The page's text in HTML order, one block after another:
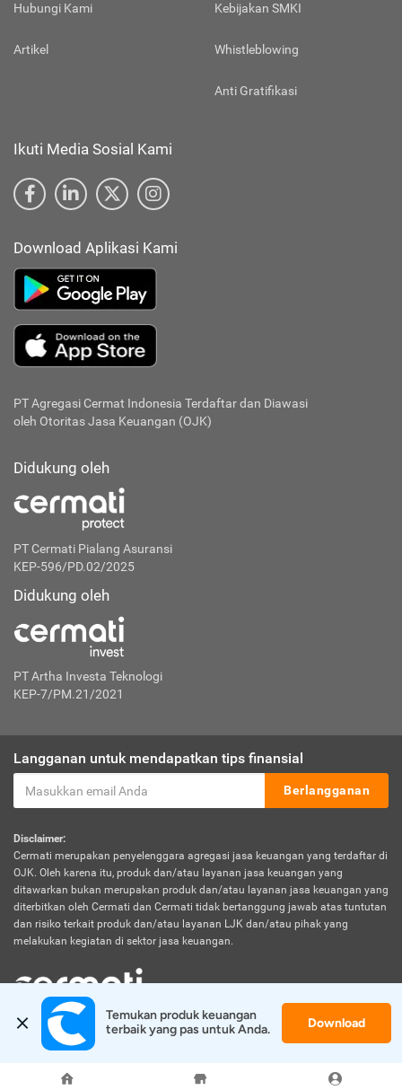
Hubungi Kami
Artikel
Kebijakan SMKI
Whistleblowing
Anti Gratifikasi
Ikuti Media Sosial Kami
Download Aplikasi Kami
PT Agregasi Cermat Indonesia Terdaftar dan Diawasi
oleh Otoritas Jasa Keuangan (OJK)
Didukung oleh
PT Cermati Pialang Asuransi
KEP-596/PD.02/2025
Didukung oleh
PT Artha Investa Teknologi
KEP-7/PM.21/2021
Langganan untuk mendapatkan tips finansial
Berlangganan
Disclaimer:
Cermati merupakan penyelenggara agregasi jasa keuangan yang terdaftar di
OJK. Oleh karena itu, produk dan/atau layanan jasa keuangan yang
ditawarkan bukan merupakan produk dan/atau layanan jasa keuangan yang
diterbitkan oleh Cermati dan Cermati tidak bertanggung jawab atas tuntutan
dan risiko terkait produk dan/atau layanan LJK dan/atau pihak yang
melakukan kegiatan di sektor jasa keuangan.
© 2026 Cermati. All Rights Reserved.
Temukan produk keuangan
terbaik yang pas untuk Anda.
Download